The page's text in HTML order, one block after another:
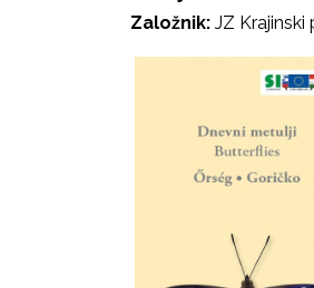
Založnik: JZ Krajinski